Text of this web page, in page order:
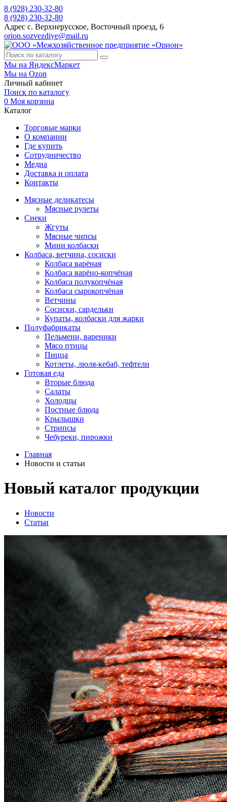
8 (928) 230-32-80
8 (928) 230-32-80
Адрес с. Верхнерусское, Восточный проезд, 6
orion.sozvezdiye@mail.ru
Мы на ЯндексМаркет
Мы на Ozon
Личный кабинет
Поиск по каталогу
0 Моя корзина
Каталог
Торговые марки
О компании
Где купить
Сотрудничество
Медиа
Доставка и оплата
Контакты
Мясные деликатесы
Мясные рулеты
Снеки
Жгуты
Мясные чипсы
Мини колбаски
Колбаса, ветчина, сосиски
Колбаса варёная
Колбаса варёно-копчёная
Колбаса полукопчёная
Колбаса сырокопчёная
Ветчины
Сосиски, сардельки
Купаты, колбаски для жарки
Полуфабрикаты
Пельмени, вареники
Мясо птицы
Пицца
Котлеты, люля-кебаб, тефтели
Готовая еда
Вторые блюда
Салаты
Холодцы
Постные блюда
Крылышки
Стрипсы
Чебуреки, пирожки
Главная
Новости и статьи
Новый каталог продукции
Новости
Статьи